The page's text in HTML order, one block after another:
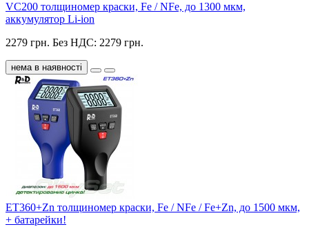
VC200 толщиномер краски, Fe / NFe, до 1300 мкм,
аккумулятор Li-ion
2279 грн. Без НДС: 2279 грн.
нема в наявності
ET360+Zn толщиномер краски, Fe / NFe / Fe+Zn, до 1500 мкм,
+ батарейки!